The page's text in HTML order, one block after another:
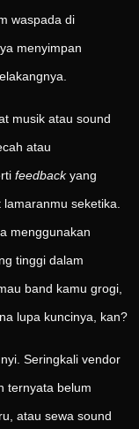
waspada di
menyimpan
musik atau sound
atau
feedbackyang
seketika.
menggunakan
tinggi dalam
band kamu grogi,
lupa kuncinya, kan?
Seringkali vendor
ternyata belum
atau sewa sound